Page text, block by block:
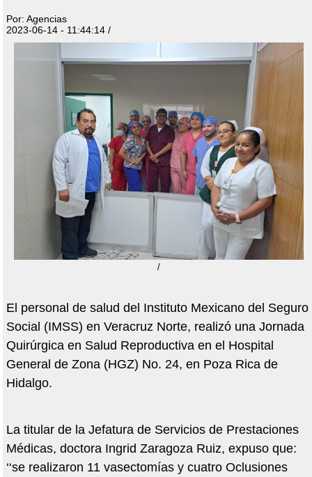
Por: Agencias
2023-06-14 - 11:44:14 /
/
El personal de salud del Instituto Mexicano del Seguro
Social (IMSS) en Veracruz Norte, realizó una Jornada
Quirúrgica en Salud Reproductiva en el Hospital
General de Zona (HGZ) No. 24, en Poza Rica de
Hidalgo.
La titular de la Jefatura de Servicios de Prestaciones
Médicas, doctora Ingrid Zaragoza Ruiz, expuso que:
‘‘se realizaron 11 vasectomías y cuatro Oclusiones